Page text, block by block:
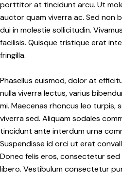
porttitor at tincidunt arcu. Ut
auctor quam viverra ac. Sed non
dui in molestie sollicitudin.
facilisis. Quisque tristique erat
fringilla.
Phasellus euismod, dolor at
nulla viverra lectus, varius
mi. Maecenas rhoncus leo turpis,
viverra sed. Aliquam sodales
tincidunt ante interdum urna
Suspendisse id orci ut erat
Donec felis eros, consectetur
libero. Vestibulum consectetur